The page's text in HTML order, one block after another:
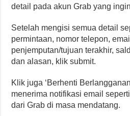
detail pada akun Grab yang
Setelah mengisi semua detail
permintaan, nomor telepon,
penjemputan/tujuan terakhir,
dan alasan, klik submit.
Klik juga ‘Berhenti
menerima notifikasi email
dari Grab di masa mendatang.